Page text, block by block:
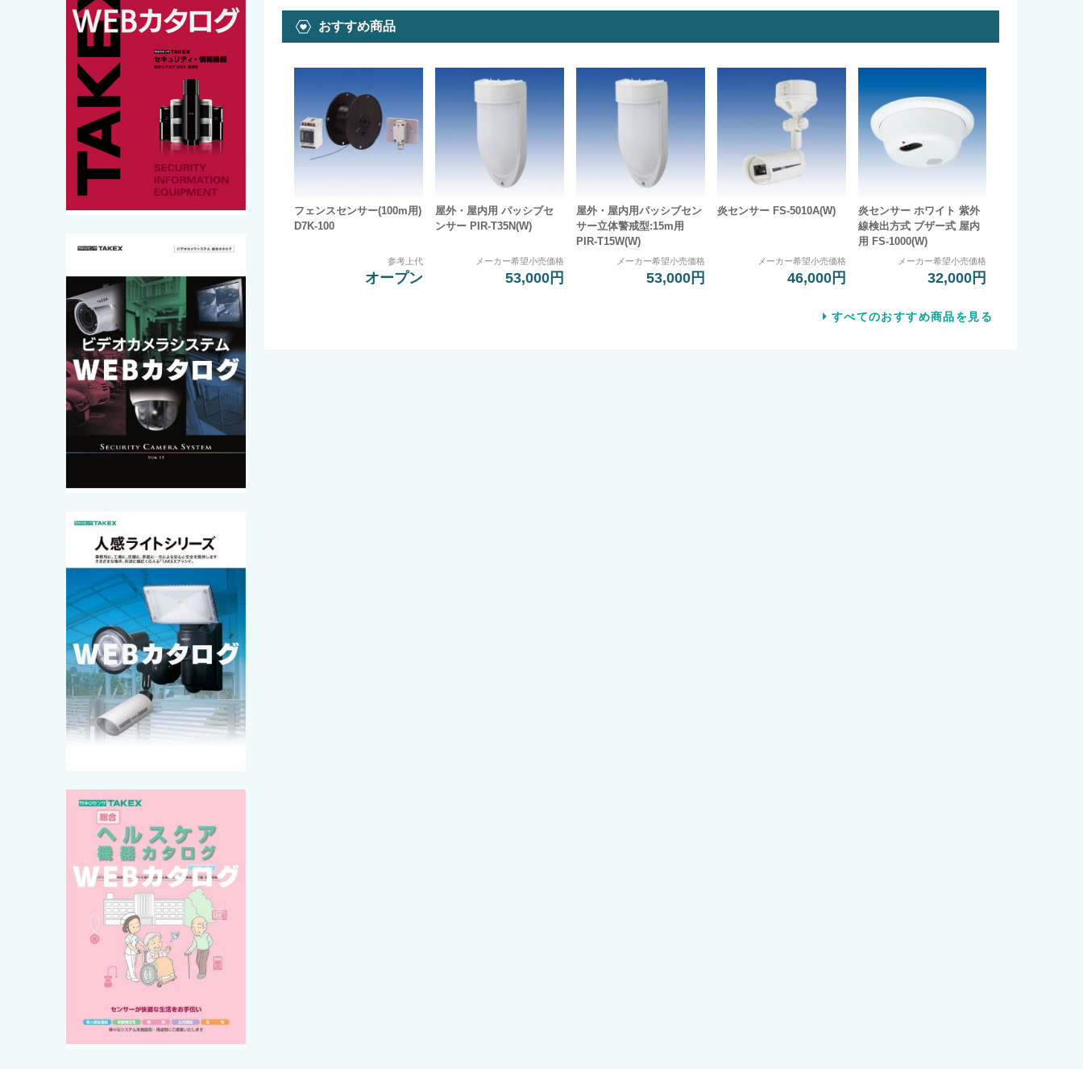
おすすめ商品
フェンスセンサー(100m用)
D7K-100
参考上代
オープン
屋外・屋内用 パッシブセ
ンサー PIR-T35N(W)
メーカー希望小売価格
53,000円
屋外・屋内用パッシブセン
サー立体警戒型:15m用
PIR-T15W(W)
メーカー希望小売価格
53,000円
炎センサー FS-5010A(W)
メーカー希望小売価格
46,000円
炎センサー ホワイト 紫外
線検出方式 ブザー式 屋内
用 FS-1000(W)
メーカー希望小売価格
32,000円
すべてのおすすめ商品を見る